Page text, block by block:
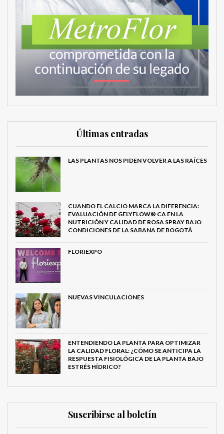
Últimas entradas
LAS PLANTAS NOS PIDEN VOLVER A LAS RAÍCES
CUANDO EL CALCIO MARCA LA DIFERENCIA:
EVALUACIÓN DE GELYFLOW® CA EN LA
NUTRICIÓN Y CALIDAD DE ROSA SPRAY BAJO
CONDICIONES DE LA SABANA DE BOGOTÁ
FLORIEXPO
NUEVAS VINCULACIONES
ENTENDIENDO LA PLANTA PARA OPTIMIZAR
LA CALIDAD FLORAL: ¿CÓMO SE ANTICIPA LA
RESPUESTA FISIOLÓGICA DE LA PLANTA BAJO
ESTRÉS HÍDRICO?
Suscribirse al boletín